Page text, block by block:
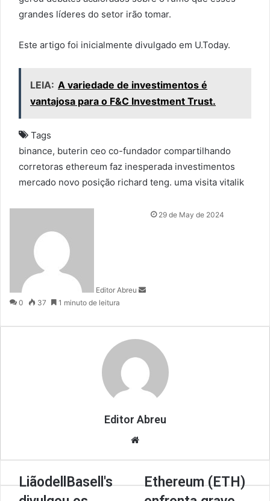
grandes líderes do setor irão tomar.
Este artigo foi inicialmente divulgado em U.Today.
LEIA: A variedade de investimentos é
vantajosa para o F&C Investment Trust.
Tags
binance, buterin ceo co-fundador compartilhando
corretoras ethereum faz inesperada investimentos
mercado novo posição richard teng. uma visita vitalik
Editor Abreu
i
l
29 de May de 2024
0 37 1 minuto de leitura
Editor Abreu
LiãodellBasell's
Ethereum (ETH)